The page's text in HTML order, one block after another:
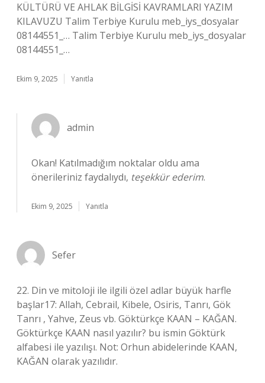
KÜLTÜRÜ VE AHLAK BİLGİSİ KAVRAMLARI YAZIM
KILAVUZU Talim Terbiye Kurulu meb_iys_dosyalar
08144551_… Talim Terbiye Kurulu meb_iys_dosyalar
08144551_…
Ekim 9, 2025 Yanıtla
admin
Okan! Katılmadığım noktalar oldu ama
önerileriniz faydalıydı, teşekkür ederim.
Ekim 9, 2025 Yanıtla
Sefer
22. Din ve mitoloji ile ilgili özel adlar büyük harfle
başlar17: Allah, Cebrail, Kibele, Osiris, Tanrı, Gök
Tanrı , Yahve, Zeus vb. Göktürkçe KAAN – KAĞAN.
Göktürkçe KAAN nasıl yazılır? bu ismin Göktürk
alfabesi ile yazılışı. Not: Orhun abidelerinde KAAN,
KAĞAN olarak yazılıdır.